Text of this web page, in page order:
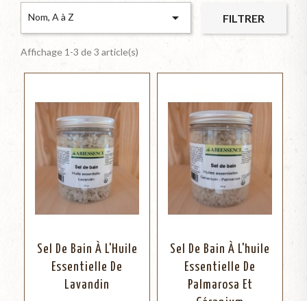
Nom, A à Z  FILTRER
Affichage 1-3 de 3 article(s)
Sel De Bain À L'Huile
Essentielle De
Lavandin
Sel De Bain À L'huile
Essentielle De
Palmarosa Et